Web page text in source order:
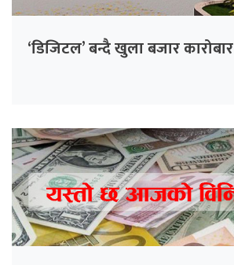
‘डिजिटल’ बन्दै खुला बजार कारोबार